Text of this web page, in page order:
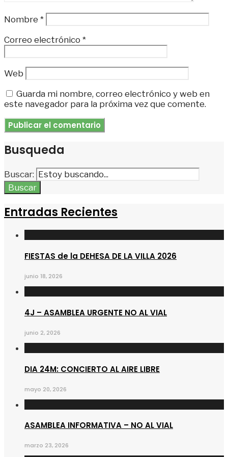
Nombre *
Correo electrónico *
Web
Guarda mi nombre, correo electrónico y web en
este navegador para la próxima vez que comente.
Busqueda
Buscar:
Buscar
Entradas Recientes
FIESTAS de la DEHESA DE LA VILLA 2026
junio 18, 2026
4J – ASAMBLEA URGENTE NO AL VIAL
junio 2, 2026
DIA 24M: CONCIERTO AL AIRE LIBRE
mayo 20, 2026
ASAMBLEA INFORMATIVA – NO AL VIAL
marzo 23, 2026